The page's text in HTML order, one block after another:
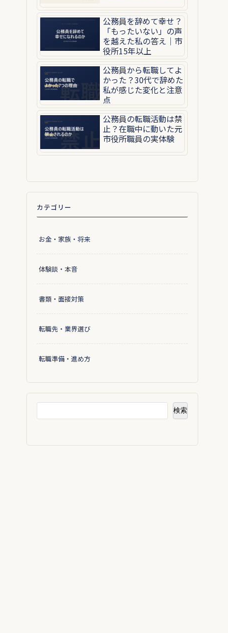
公務員を辞めて幸せ？
「もったいない」の声
を越えた私の答え｜市
役所15年以上
公務員から転職してよ
かった？30代で辞めた
私が感じた変化と注意
点
公務員の転職活動は禁
止？在職中に動いた元
市役所職員の実体験
カテゴリー
お金・家族・将来
体験談・本音
書類・面接対策
転職先・業界選び
転職準備・進め方
検索